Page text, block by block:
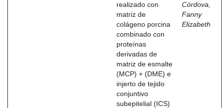
realizado con
matriz de
colágeno porcina
combinado con
proteínas
derivadas de
matriz de esmalte
(MCP) + (DME) e
injerto de tejido
conjuntivo
subepitelial (ICS)
Córdova,
Fanny
Elizabeth